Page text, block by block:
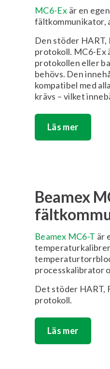
MC6-Ex är en
fältkommunikator,
Den stöder
protokoll. MC6-Ex
protokollen eller
behövs. Den
kompatibel med
krävs – vilket
Läs mer
Beamex
Beamex MC6-T är
processkalibrator
Det stöder HART,
protokoll.
Läs mer